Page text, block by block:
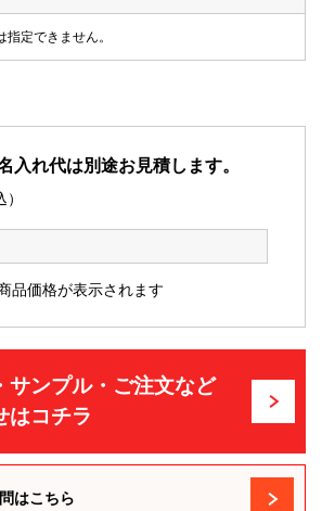
定できません。
れ代は別途お見積します。
品価格が表示されます
サンプル・ご注文など
はコチラ
はこちら